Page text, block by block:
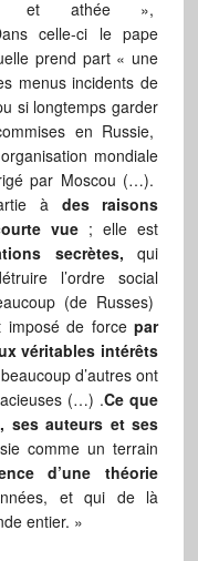
et athée »,
celle-ci le pape
prend part « une
menus incidents de
si longtemps garder
en Russie,
mondiale
par Moscou (…).
à des raisons
vue; elle est
secrètes, qui
l’ordre social
(de Russes)
imposé de forcepar
véritables intérêts
d’autres ont
(…) .Ce que
ses auteurs et ses
comme un terrain
d’une théorie
et qui de là
entier. »